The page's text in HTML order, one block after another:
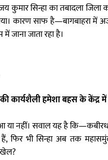
कुमार सिन्हा का तबादला जिला
कारण साफ है—बागबाहरा में
जाना जाता रहा है।
कार्यशैली हमेशा बहस के केंद्र में
नहीं। सवाल यह है
फिर भी सिन्हा अब तक
खेल?